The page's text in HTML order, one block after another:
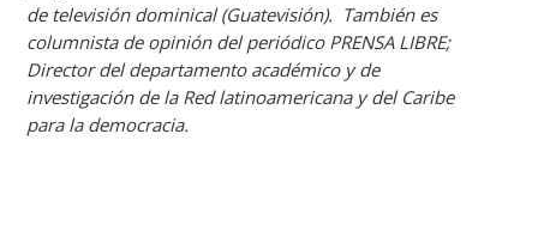
de televisión dominical (Guatevisión). También es
columnista de opinión del periódico PRENSA LIBRE;
Director del departamento académico y de
investigación de la Red latinoamericana y del Caribe
para la democracia.